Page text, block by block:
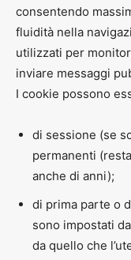
consentendo
fluidità nella
utilizzati per
inviare messaggi
I cookie possono
di sessione (se
permanenti
anche di anni);
di prima parte o
sono impostati
da quello che